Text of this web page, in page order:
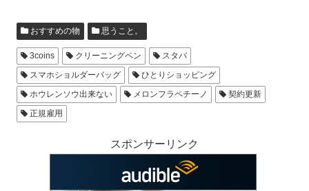
おすすめの物 思うこと。
3coins クリーニングペン
スタバ
スマホショルダーバッグ
ひとりショッピング
ホウレンソウ出来ない
メロンフラペチーノ
契約更新
正規雇用
スポンサーリンク